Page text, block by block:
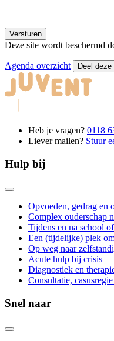
Versturen
Deze site wordt beschermd
Agenda overzicht Deel deze
Heb je vragen? 0118
Liever mailen? Stuur
Hulp bij
Opvoeden, gedrag en
Complex ouderschap
Tijdens en na school
Een (tijdelijke) plek
Op weg naar
Acute hulp bij crisis
Diagnostiek en
Consultatie,
Snel naar